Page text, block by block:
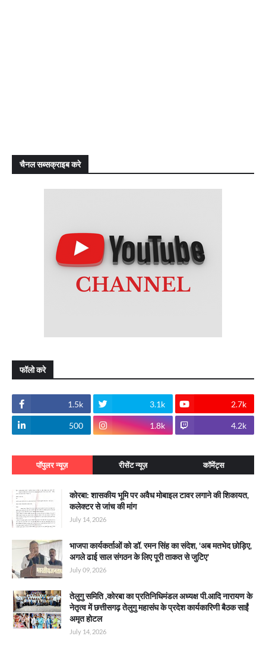
चैनल सब्सक्राइब करे
फॉलो करे
1.5k 3.1k 2.7k
500 1.8k 4.2k
पॉपुलर न्यूज़ रीसेंट न्यूज़ कॉमेंट्स
कोरबा: शासकीय भूमि पर अवैध मोबाइल टावर लगाने की शिकायत,
कलेक्टर से जांच की मांग
July 14, 2026
भाजपा कार्यकर्ताओं को डॉ. रमन सिंह का संदेश, 'अब मतभेद छोड़िए,
अगले ढाई साल संगठन के लिए पूरी ताकत से जुटिए'
July 09, 2026
तेलुगु समिति ,कोरबा का प्रतिनिधिमंडल अध्यक्ष पी.आदि नारायण के
नेतृत्व में छत्तीसगढ़ तेलुगु महासंघ के प्रदेश कार्यकारिणी बैठक साईं
अमृत होटल
July 14, 2026